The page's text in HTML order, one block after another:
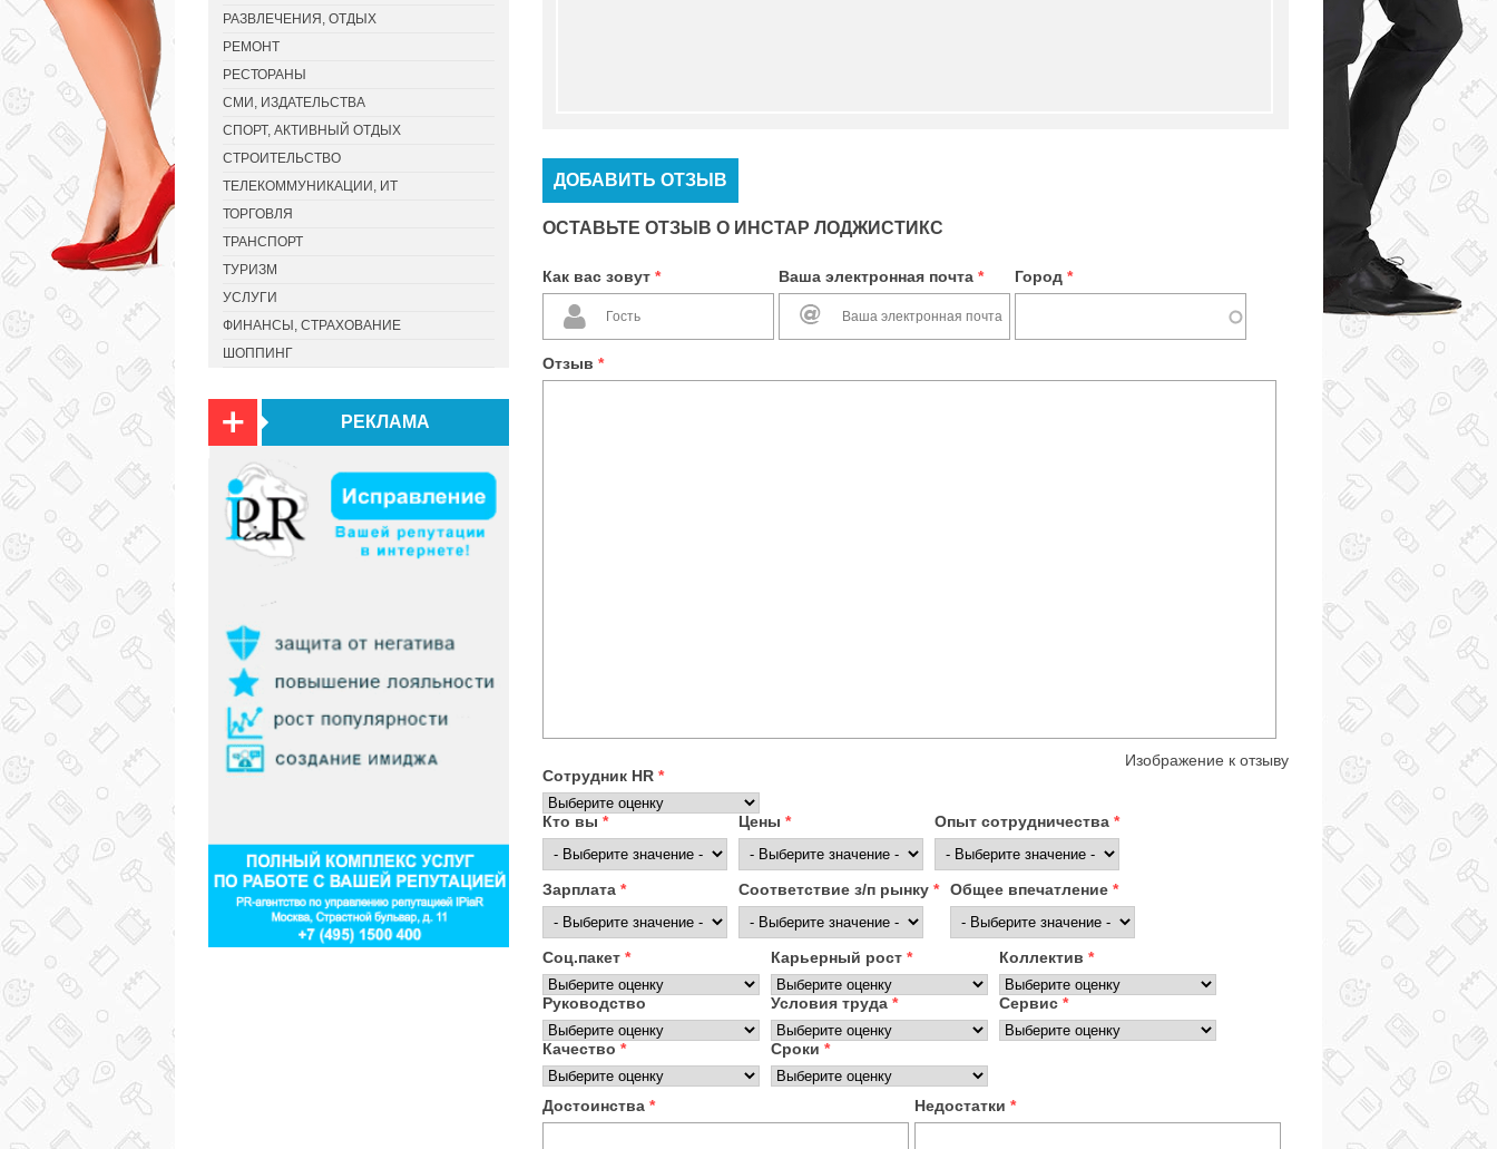
ДОБАВИТЬ ОТЗЫВ
ОСТАВЬТЕ ОТЗЫВ О ИНСТАР ЛОДЖИСТИКС
Как вас зовут * Ваша электронная почта * Город *
Отзыв *
Изображение к отзыву
Сотрудник HR *
Кто вы * Цены * Опыт сотрудничества *
Зарплата * Соответствие з/п рынку * Общее впечатление *
Соц.пакет * Карьерный рост * Коллектив *
Руководство Условия труда * Сервис *
Качество * Сроки *
Достоинства * Недостатки *
РАЗВЛЕЧЕНИЯ, ОТДЫХ
РЕМОНТ
РЕСТОРАНЫ
СМИ, ИЗДАТЕЛЬСТВА
СПОРТ, АКТИВНЫЙ ОТДЫХ
СТРОИТЕЛЬСТВО
ТЕЛЕКОММУНИКАЦИИ, ИТ
ТОРГОВЛЯ
ТРАНСПОРТ
ТУРИЗМ
УСЛУГИ
ФИНАНСЫ, СТРАХОВАНИЕ
ШОППИНГ
РЕКЛАМА